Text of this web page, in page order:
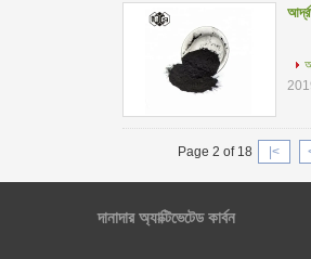
Page 2 of 18 |<
দানাদার অ্যাক্টিভেটেড কার্বন